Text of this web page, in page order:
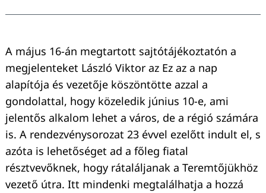
A május 16-án megtartott sajtótájékoztatón a
megjelenteket László Viktor az Ez az a nap
alapítója és vezetője köszöntötte azzal a
gondolattal, hogy közeledik június 10-e, ami
jelentős alkalom lehet a város, de a régió számára
is. A rendezvénysorozat 23 évvel ezelőtt indult el, s
azóta is lehetőséget ad a főleg fiatal
résztvevőknek, hogy rátaláljanak a Teremtőjükhöz
vezető útra. Itt mindenki megtalálhatja a hozzá